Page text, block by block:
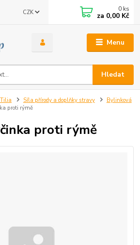
Menu
CZK
Hledat
0 ks
za 0,00 Kč
Síla přírody a doplňky stravy
Bylinková
proti rýmě
proti rýmě